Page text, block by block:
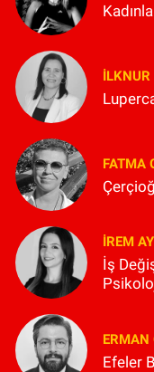
FATMA
İREM
İş
ERMAN
Efeler